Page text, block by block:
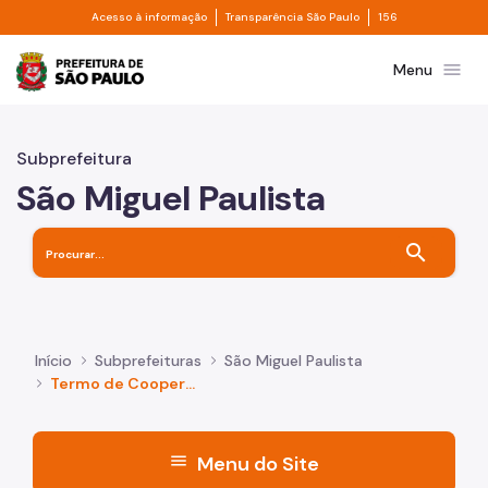
Pular para o Conteúdo principal
Acesso à informação Divisor de acesso à informação
Transparência São Paulo Divisor de
156
Prefeitura de São PauloMenu menu
Subprefeitura
São Miguel Paulista
search
Início Subprefeituras
São Miguel Paulista
Termo de Cooperação
menu Menu do Site